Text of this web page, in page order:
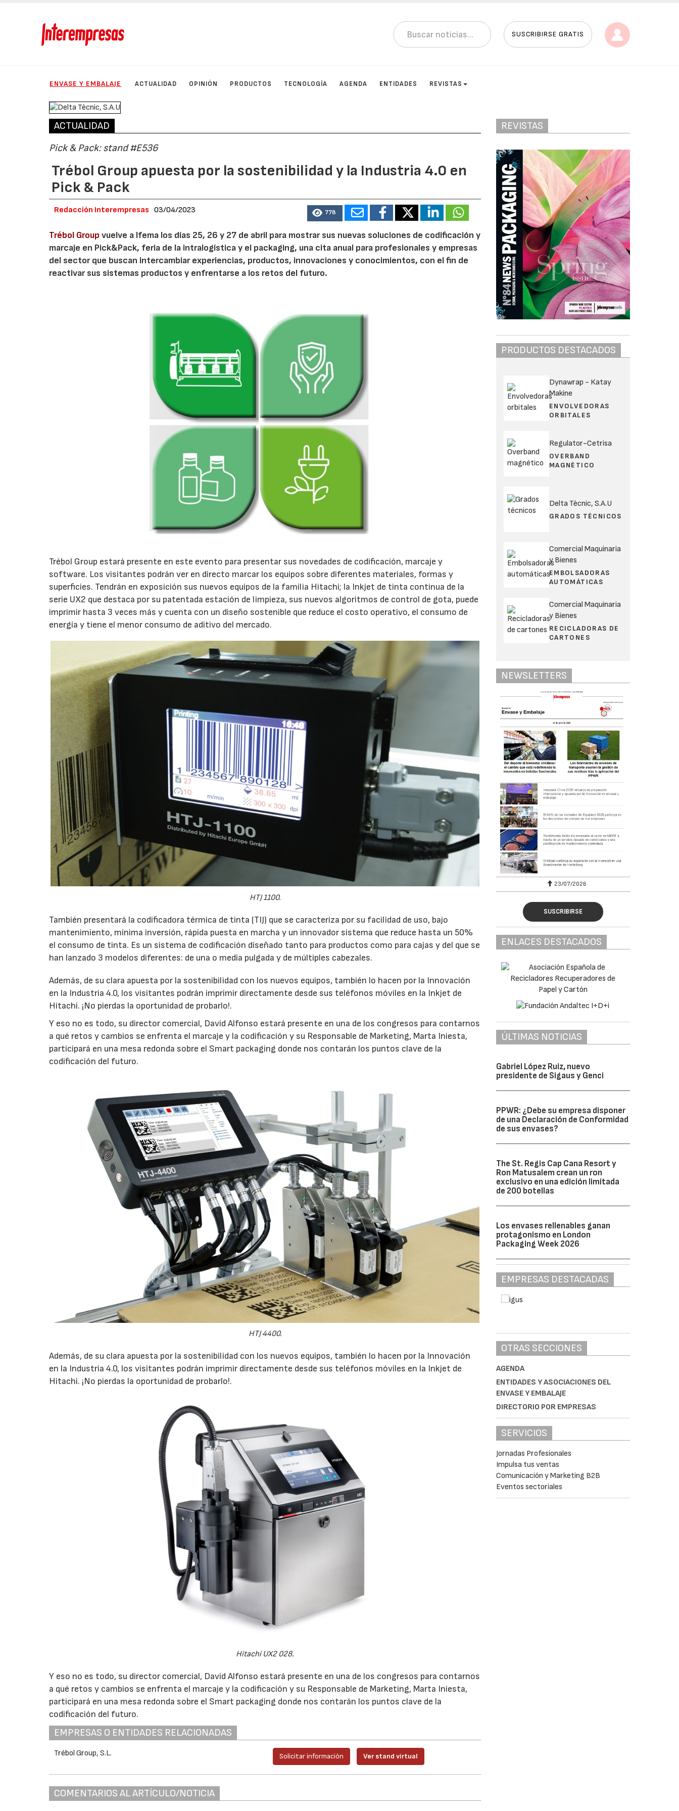
SUSCRIBIRSE GRATIS
ENVASE Y EMBALAJE ACTUALIDAD OPINIÓN PRODUCTOS TECNOLOGÍA AGENDA ENTIDADES REVISTAS
ACTUALIDAD
Pick & Pack: stand #E536
Trébol Group apuesta por la sostenibilidad y la Industria 4.0 en
Pick & Pack
Redacción Interempresas 03/04/2023 778
Trébol Groupvuelve a Ifema los días 25, 26 y 27 de abril para mostrar sus nuevas soluciones de codificación y
marcaje en Pick&Pack, feria de la intralogística y el packaging, una cita anual para profesionales y empresas
del sector que buscan intercambiar experiencias, productos, innovaciones y conocimientos, con el fin de
reactivar sus sistemas productos y enfrentarse a los retos del futuro.
Trébol Group estará presente en este evento para presentar sus novedades de codificación, marcaje y
software. Los visitantes podrán ver en directo marcar los equipos sobre diferentes materiales, formas y
superficies. Tendrán en exposición sus nuevos equipos de la familia Hitachi; la Inkjet de tinta continua de la
serie UX2 que destaca por su patentada estación de limpieza, sus nuevos algoritmos de control de gota, puede
imprimir hasta 3 veces más y cuenta con un diseño sostenible que reduce el costo operativo, el consumo de
energía y tiene el menor consumo de aditivo del mercado.
HTJ 1100.
También presentará la codificadora térmica de tinta (TIJ) que se caracteriza por su facilidad de uso, bajo
mantenimiento, mínima inversión, rápida puesta en marcha y un innovador sistema que reduce hasta un 50%
el consumo de tinta. Es un sistema de codificación diseñado tanto para productos como para cajas y del que se
han lanzado 3 modelos diferentes: de una o media pulgada y de múltiples cabezales.
Además, de su clara apuesta por la sostenibilidad con los nuevos equipos, también lo hacen por la Innovación
en la Industria 4.0, los visitantes podrán imprimir directamente desde sus teléfonos móviles en la Inkjet de
Hitachi. ¡No pierdas la oportunidad de probarlo!.
Y eso no es todo, su director comercial, David Alfonso estará presente en una de los congresos para contarnos
a qué retos y cambios se enfrenta el marcaje y la codificación y su Responsable de Marketing, Marta Iniesta,
participará en una mesa redonda sobre el Smart packaging donde nos contarán los puntos clave de la
codificación del futuro.
HTJ 4400.
Además, de su clara apuesta por la sostenibilidad con los nuevos equipos, también lo hacen por la Innovación
en la Industria 4.0, los visitantes podrán imprimir directamente desde sus teléfonos móviles en la Inkjet de
Hitachi. ¡No pierdas la oportunidad de probarlo!.
Hitachi UX2 028.
Y eso no es todo, su director comercial, David Alfonso estará presente en una de los congresos para contarnos
a qué retos y cambios se enfrenta el marcaje y la codificación y su Responsable de Marketing, Marta Iniesta,
participará en una mesa redonda sobre el Smart packaging donde nos contarán los puntos clave de la
codificación del futuro.
EMPRESAS O ENTIDADES RELACIONADAS
Trébol Group, S.L. Solicitar información Ver stand virtual
COMENTARIOS AL ARTÍCULO/NOTICIA
REVISTAS
PRODUCTOS DESTACADOS
Dynawrap - Katay
Makine
ENVOLVEDORAS
ORBITALES
Regulator-Cetrisa
OVERBAND
MAGNÉTICO
Delta Tècnic, S.A.U
GRADOS TÉCNICOS
Comercial Maquinaria
y Bienes
EMBOLSADORAS
AUTOMÁTICAS
Comercial Maquinaria
y Bienes
RECICLADORAS DE
CARTONES
NEWSLETTERS
30/07/2026 23/07/2026
SUSCRIBIRSE
ENLACES DESTACADOS
ÚLTIMAS NOTICIAS
Gabriel López Ruiz, nuevo
presidente de Sigaus y Genci
PPWR: ¿Debe su empresa disponer
de una Declaración de Conformidad
de sus envases?
The St. Regis Cap Cana Resort y
Ron Matusalem crean un ron
exclusivo en una edición limitada
de 200 botellas
Los envases rellenables ganan
protagonismo en London
Packaging Week 2026
EMPRESAS DESTACADAS
OTRAS SECCIONES
AGENDA
ENTIDADES Y ASOCIACIONES DEL
ENVASE Y EMBALAJE
DIRECTORIO POR EMPRESAS
SERVICIOS
Jornadas Profesionales
Impulsa tus ventas
Comunicación y Marketing B2B
Eventos sectoriales